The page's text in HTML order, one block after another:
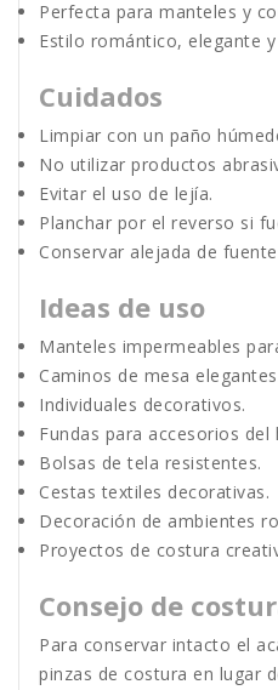
Perfecta para manteles y
Estilo romántico, elegante
Cuidados
Limpiar con un paño
No utilizar productos
Evitar el uso de lejía.
Planchar por el reverso si
Conservar alejada de
Ideas de uso
Manteles impermeables
Caminos de mesa
Individuales decorativos.
Fundas para accesorios del
Bolsas de tela resistentes.
Cestas textiles decorativas.
Decoración de ambientes
Proyectos de costura
Consejo de
Para conservar intacto el
pinzas de costura en lugar